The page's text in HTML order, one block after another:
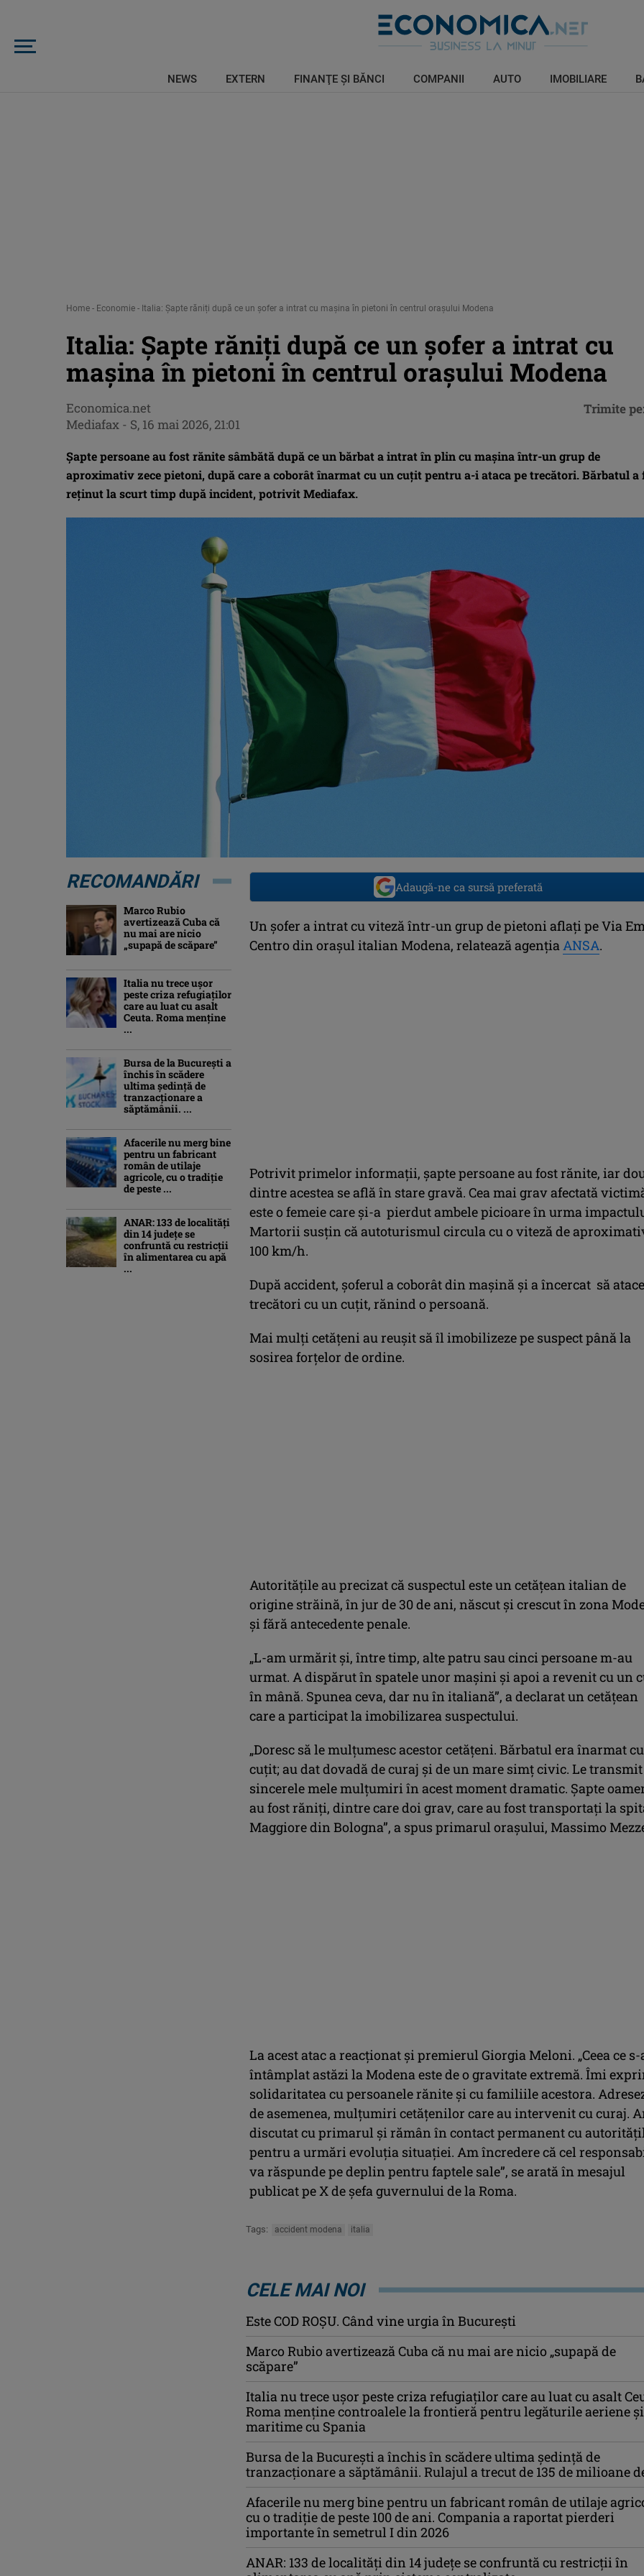
NEWS EXTERN FINANŢE ŞI BĂNCI COMPANII AUTO IMOBILIARE
Home - Economie - Italia: Șapte răniți după ce un șofer a intrat cu mașina în pietoni în centrul orașului Modena
Italia: Șapte răniți după ce un șofer a intrat cu
mașina în pietoni în centrul orașului Modena
Șapte persoane au fost rănite sâmbătă după ce un bărbat a intrat în plin cu mașina într-un grup de
aproximativ zece pietoni, după care a coborât înarmat cu un cuțit pentru a-i ataca pe trecători. Bărbatul a
reținut la scurt timp după incident, potrivit Mediafax.
Economica.net
Mediafax - S, 16 mai 2026, 21:01
Trimite
Adaugă-ne ca sursă preferată
Un șofer a intrat cu viteză într-un grup de pietoni aflați pe Via
Centro din orașul italian Modena, relatează agenția ANSA.
Potrivit primelor informații, șapte persoane au fost rănite, iar
dintre acestea se află în stare gravă. Cea mai grav afectată
este o femeie care și-a pierdut ambele picioare în urma
Martorii susțin că autoturismul circula cu o viteză de
100 km/h.
După accident, șoferul a coborât din mașină și a încercat să atace
trecători cu un cuțit, rănind o persoană.
Mai mulți cetățeni au reușit să îl imobilizeze pe suspect până la
sosirea forțelor de ordine.
Autoritățile au precizat că suspectul este un cetățean italian de
origine străină, în jur de 30 de ani, născut și crescut în zona
și fără antecedente penale.
„L-am urmărit și, între timp, alte patru sau cinci persoane m-au
urmat. A dispărut în spatele unor mașini și apoi a revenit cu un
în mână. Spunea ceva, dar nu în italiană”, a declarat un cetățean
care a participat la imobilizarea suspectului.
„Doresc să le mulțumesc acestor cetățeni. Bărbatul era înarmat
cuțit; au dat dovadă de curaj și de un mare simț civic. Le transmit
sincerele mele mulțumiri în acest moment dramatic. Șapte
au fost răniți, dintre care doi grav, care au fost transportați la
Maggiore din Bologna”, a spus primarul orașului, Massimo
La acest atac a reacționat și premierul Giorgia Meloni. „Ceea ce s-
întâmplat astăzi la Modena este de o gravitate extremă. Îmi
solidaritatea cu persoanele rănite și cu familiile acestora.
de asemenea, mulțumiri cetățenilor care au intervenit cu curaj.
discutat cu primarul și rămân în contact permanent cu
pentru a urmări evoluția situației. Am încredere că cel
va răspunde pe deplin pentru faptele sale”, se arată în mesajul
publicat pe X de șefa guvernului de la Roma.
Tags: accident modena italia
CELE MAI NOI
Este COD ROŞU. Când vine urgia în Bucureşti
Marco Rubio avertizează Cuba că nu mai are nicio „supapă de
scăpare”
Italia nu trece ușor peste criza refugiaților care au luat cu asalt
Roma menține controalele la frontieră pentru legăturile aeriene și
maritime cu Spania
Bursa de la București a închis în scădere ultima ședință de
tranzacționare a săptămânii. Rulajul a trecut de 135 de milioane
Afacerile nu merg bine pentru un fabricant român de utilaje
cu o tradiție de peste 100 de ani. Compania a raportat pierderi
importante în semetrul I din 2026
ANAR: 133 de localități din 14 județe se confruntă cu restricții în
RECOMANDĂRI
Marco Rubio
avertizează Cuba că
nu mai are nicio
„supapă de scăpare”
Italia nu trece ușor
peste criza refugiaților
care au luat cu asalt
Ceuta. Roma menține
...
Bursa de la București a
închis în scădere
ultima ședință de
tranzacționare a
săptămânii. ...
Afacerile nu merg bine
pentru un fabricant
român de utilaje
agricole, cu o tradiție
de peste ...
ANAR: 133 de localități
din 14 județe se
confruntă cu restricții
în alimentarea cu apă
...